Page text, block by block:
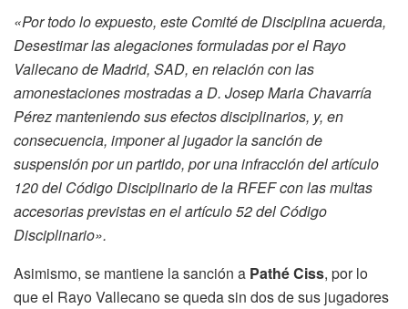
«Por todo lo expuesto, este Comité de Disciplina acuerda,
Desestimar las alegaciones formuladas por el Rayo
Vallecano de Madrid, SAD, en relación con las
amonestaciones mostradas a D. Josep Maria Chavarría
Pérez manteniendo sus efectos disciplinarios, y, en
consecuencia, imponer al jugador la sanción de
suspensión por un partido, por una infracción del artículo
120 del Código Disciplinario de la RFEF con las multas
accesorias previstas en el artículo 52 del Código
Disciplinario».
Asimismo, se mantiene la sanción a Pathé Ciss, por lo
que el Rayo Vallecano se queda sin dos de sus jugadores